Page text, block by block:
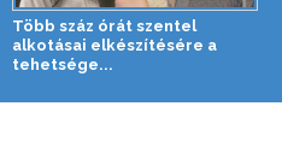
Több száz órát szentel
alkotásai elkészítésére a
tehetsége...